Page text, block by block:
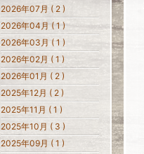
2026年07月 ( 2 )
2026年04月 ( 1 )
2026年03月 ( 1 )
2026年02月 ( 1 )
2026年01月 ( 2 )
2025年12月 ( 2 )
2025年11月 ( 1 )
2025年10月 ( 3 )
2025年09月 ( 1 )